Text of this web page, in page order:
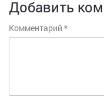
Добавить
Комментарий *